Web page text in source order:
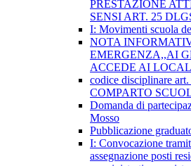
PRESTAZIONE
SENSI ART. 25
I: Movimenti scuola
NOTA
EMERGENZA,,AI
ACCEDE AI
codice disciplinare
COMPARTO
Domanda di
Mosso
Pubblicazione
I: Convocazione
assegnazione posti